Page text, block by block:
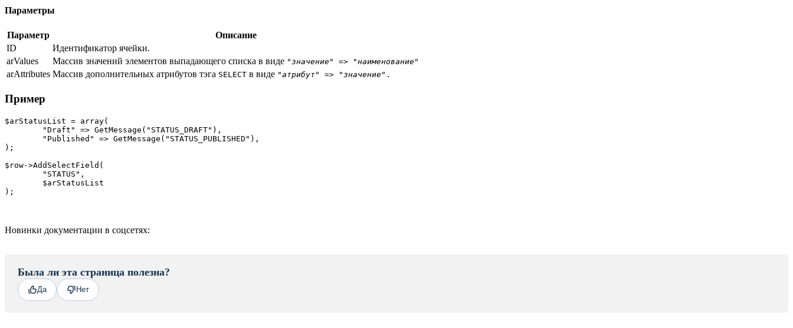
Параметры
Параметр
Описание
ID
Идентификатор ячейки.
arValues
Массив значений элементов выпадающего списка в виде "значение" => "наименование"
arAttributes Массив дополнительных атрибутов тэга SELECT в виде "атрибут" => "значение".
Пример
$arStatusList = array(
);
$row->AddSelectField(
);
Новинки документации в соцсетях:
Была ли эта страница полезна?
Да Нет